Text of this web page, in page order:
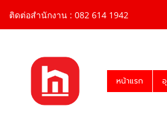
ติดต่อสำนักงาน : 082 614 1942
หน้าแรก